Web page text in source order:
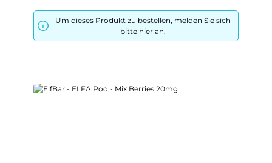
Um dieses Produkt zu bestellen, melden Sie sich
bitte hier an.